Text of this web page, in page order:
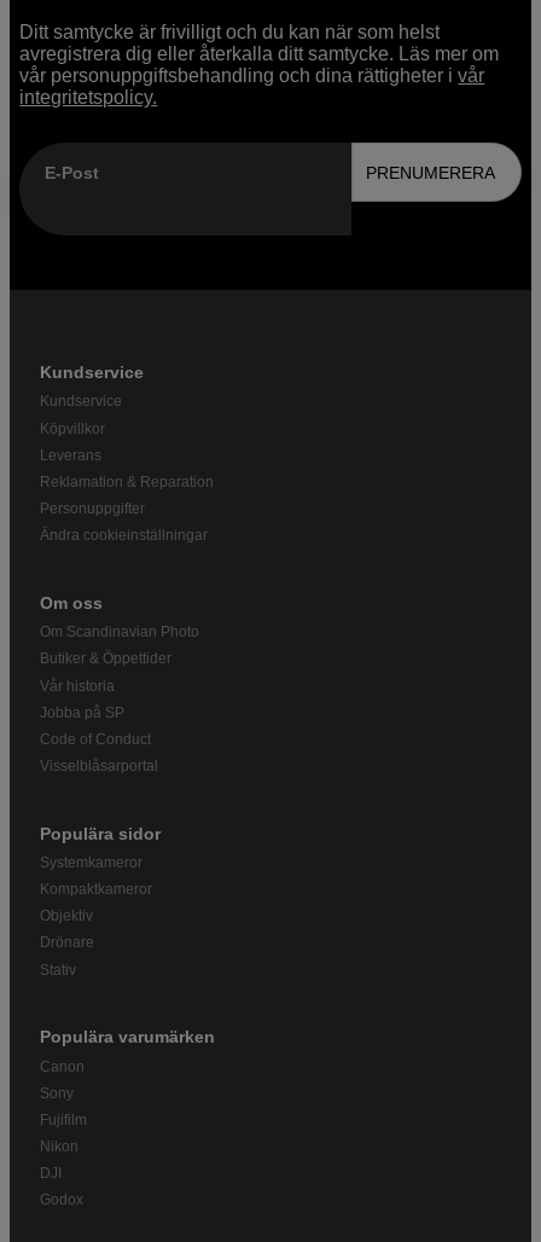
Ditt samtycke är frivilligt och du kan när som helst
avregistrera dig eller återkalla ditt samtycke. Läs mer om
vår personuppgiftsbehandling och dina rättigheter ivår
integritetspolicy.
E-Post PRENUMERERA
Kundservice
Kundservice
Köpvillkor
Leverans
Reklamation & Reparation
Personuppgifter
Ändra cookieinställningar
Om oss
Om Scandinavian Photo
Butiker & Öppettider
Vår historia
Jobba på SP
Code of Conduct
Visselblåsarportal
Populära sidor
Systemkameror
Kompaktkameror
Objektiv
Drönare
Stativ
Populära varumärken
Canon
Sony
Fujifilm
Nikon
DJI
Godox